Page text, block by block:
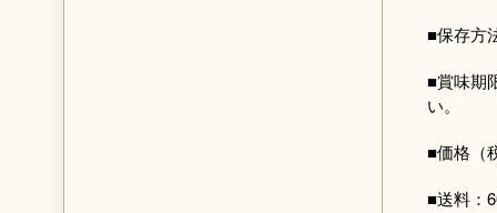
■保存方
■賞味期
い。
■価格（
■送料：